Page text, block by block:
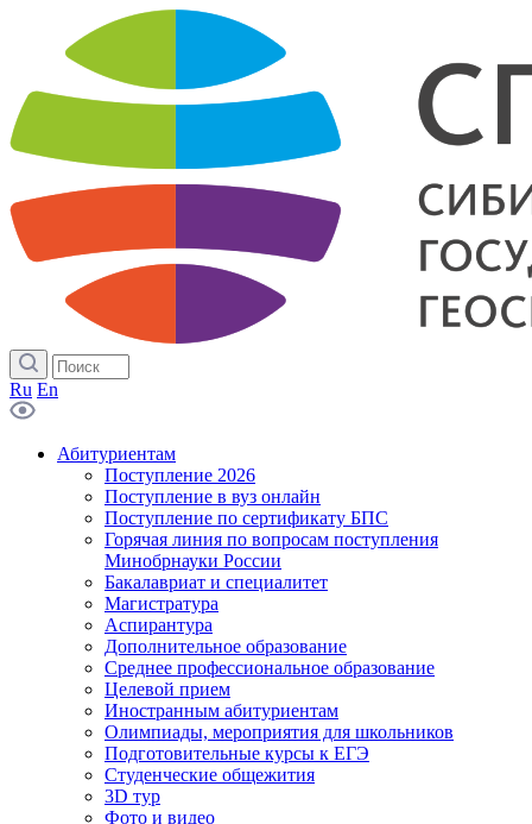
Ru En
Абитуриентам
Поступление 2026
Поступление в вуз онлайн
Поступление по сертификату БПС
Горячая линия по вопросам поступления
Минобрнауки России
Бакалавриат и специалитет
Магистратура
Аспирантура
Дополнительное образование
Среднее профессиональное образование
Целевой прием
Иностранным абитуриентам
Олимпиады, мероприятия для школьников
Подготовительные курсы к ЕГЭ
Студенческие общежития
3D тур
Фото и видео